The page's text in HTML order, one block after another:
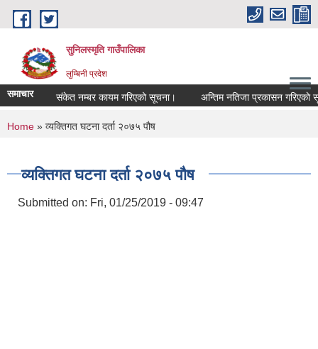
Skip to main content
सुनिलस्मृति गाउँपालिका
लुम्बिनी प्रदेश
समाचार संकेत नम्बर कायम गरिएको सूचना। अन्तिम नतिजा प्रकासन गरिएकाे
You are here
Home » व्यक्तिगत घटना दर्ता २०७५ पौष
व्यक्तिगत घटना दर्ता २०७५ पौष
Submitted on: Fri, 01/25/2019 - 09:47